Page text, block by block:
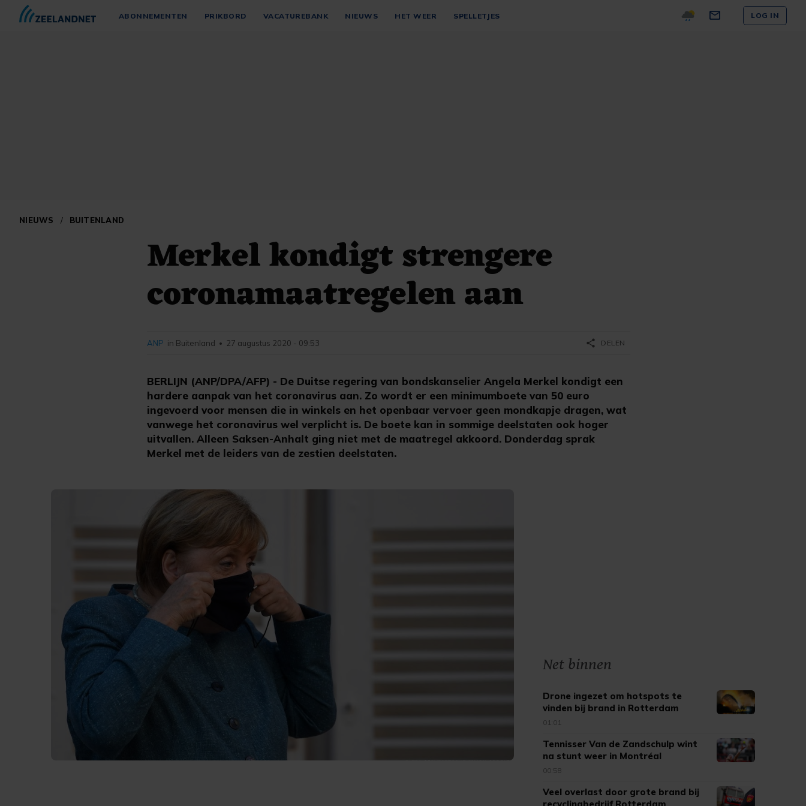
ABONNEMENTEN PRIKBORD VACATUREBANK NIEUWS HET WEER SPELLETJES LOG IN
NIEUWS / BUITENLAND
Merkel kondigt strengere
coronamaatregelen aan
BERLIJN (ANP/DPA/AFP) - De Duitse regering van bondskanselier Angela Merkel kondigt een
hardere aanpak van het coronavirus aan. Zo wordt er een minimumboete van 50 euro
ingevoerd voor mensen die in winkels en het openbaar vervoer geen mondkapje dragen, wat
vanwege het coronavirus wel verplicht is. De boete kan in sommige deelstaten ook hoger
uitvallen. Alleen Saksen-Anhalt ging niet met de maatregel akkoord. Donderdag sprak
Merkel met de leiders van de zestien deelstaten.
ANP in Buitenland • 27 augustus 2020 - 09:53 share DELEN
Net binnen
Drone ingezet om hotspots te
vinden bij brand in Rotterdam
01:01
Tennisser Van de Zandschulp wint
na stunt weer in Montréal
00:58
Veel overlast door grote brand bij